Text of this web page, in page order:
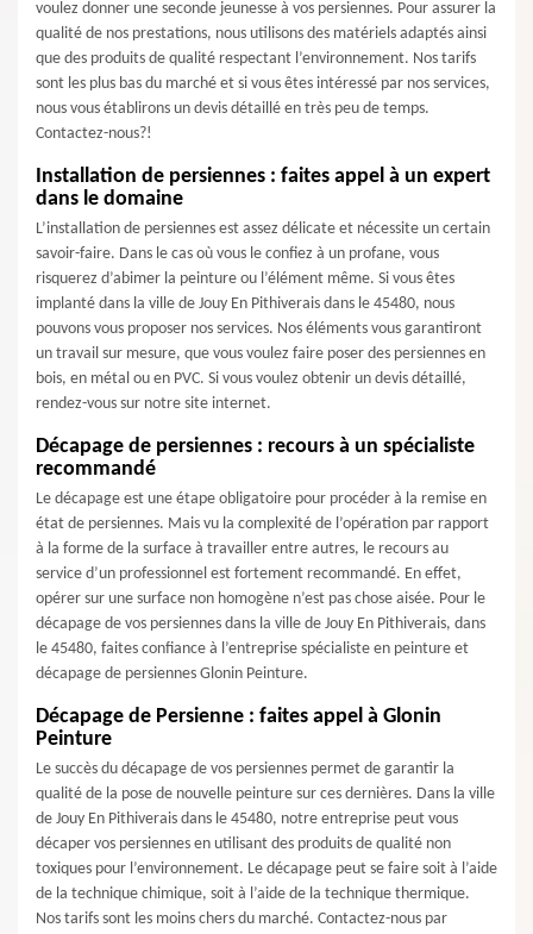
voulez donner une seconde jeunesse à vos persiennes. Pour assurer la
qualité de nos prestations, nous utilisons des matériels adaptés ainsi
que des produits de qualité respectant l’environnement. Nos tarifs
sont les plus bas du marché et si vous êtes intéressé par nos services,
nous vous établirons un devis détaillé en très peu de temps.
Contactez-nous?!
Installation de persiennes : faites appel à un expert
dans le domaine
L’installation de persiennes est assez délicate et nécessite un certain
savoir-faire. Dans le cas où vous le confiez à un profane, vous
risquerez d’abimer la peinture ou l’élément même. Si vous êtes
implanté dans la ville de Jouy En Pithiverais dans le 45480, nous
pouvons vous proposer nos services. Nos éléments vous garantiront
un travail sur mesure, que vous voulez faire poser des persiennes en
bois, en métal ou en PVC. Si vous voulez obtenir un devis détaillé,
rendez-vous sur notre site internet.
Décapage de persiennes : recours à un spécialiste
recommandé
Le décapage est une étape obligatoire pour procéder à la remise en
état de persiennes. Mais vu la complexité de l’opération par rapport
à la forme de la surface à travailler entre autres, le recours au
service d’un professionnel est fortement recommandé. En effet,
opérer sur une surface non homogène n’est pas chose aisée. Pour le
décapage de vos persiennes dans la ville de Jouy En Pithiverais, dans
le 45480, faites confiance à l’entreprise spécialiste en peinture et
décapage de persiennes Glonin Peinture.
Décapage de Persienne : faites appel à Glonin
Peinture
Le succès du décapage de vos persiennes permet de garantir la
qualité de la pose de nouvelle peinture sur ces dernières. Dans la ville
de Jouy En Pithiverais dans le 45480, notre entreprise peut vous
décaper vos persiennes en utilisant des produits de qualité non
toxiques pour l’environnement. Le décapage peut se faire soit à l’aide
de la technique chimique, soit à l’aide de la technique thermique.
Nos tarifs sont les moins chers du marché. Contactez-nous par